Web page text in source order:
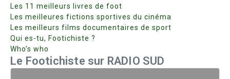
Les 11 meilleurs livres de foot
Les meilleures fictions sportives du cinéma
Les meilleurs films documentaires de sport
Qui es-tu, Footichiste ?
Who’s who
Le Footichiste sur RADIO SUD